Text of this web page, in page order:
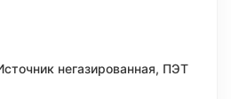
негазированная, ПЭТ